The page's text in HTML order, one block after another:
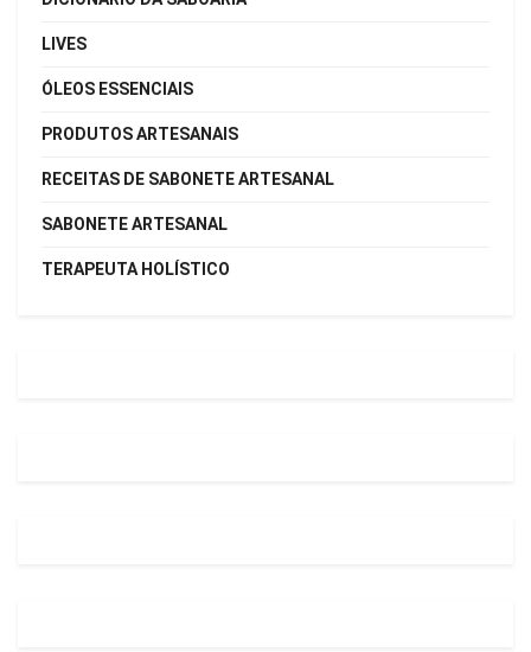
LIVES
ÓLEOS ESSENCIAIS
PRODUTOS ARTESANAIS
RECEITAS DE SABONETE ARTESANAL
SABONETE ARTESANAL
TERAPEUTA HOLÍSTICO